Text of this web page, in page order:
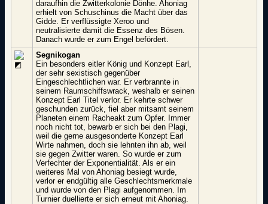
daraufhin die Zwitterkolonie Dönhe. Ahoniag
erhielt von Schuschinus die Macht über das
Gidde. Er verflüssigte Xeroo und
neutralisierte damit die Essenz des Bösen.
Danach wurde er zum Engel befördert.
Segnikogan
Ein besonders eitler König und Konzept Earl,
der sehr sexistisch gegenüber
Eingeschlechtlichen war. Er verbrannte in
seinem Raumschiffswrack, weshalb er seinen
Konzept Earl Titel verlor. Er kehrte schwer
geschunden zurück, fiel aber mitsamt seinem
Planeten einem Racheakt zum Opfer. Immer
noch nicht tot, bewarb er sich bei den Plagi,
weil die gerne ausgesonderte Konzept Earl
Wirte nahmen, doch sie lehnten ihn ab, weil
sie gegen Zwitter waren. So wurde er zum
Verfechter der Exponentialität. Als er ein
weiteres Mal von Ahoniag besiegt wurde,
verlor er endgültig alle Geschlechtsmerkmale
und wurde von den Plagi aufgenommen. Im
Turnier duellierte er sich erneut mit Ahoniag.